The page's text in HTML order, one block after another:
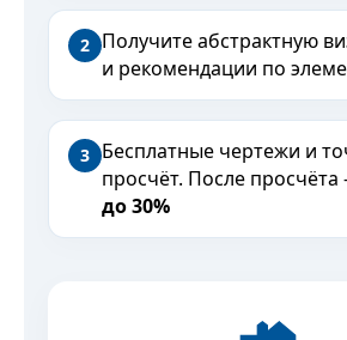
2 Получите абстрактную
и рекомендации по
3 Бесплатные чертежи и
просчёт. После
до 30%